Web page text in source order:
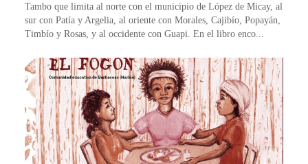
Tambo que limita al norte con el municipio de López de Micay, al
sur con Patía y Argelia, al oriente con Morales, Cajibío, Popayán,
Timbío y Rosas, y al occidente con Guapi. En el libro enco...